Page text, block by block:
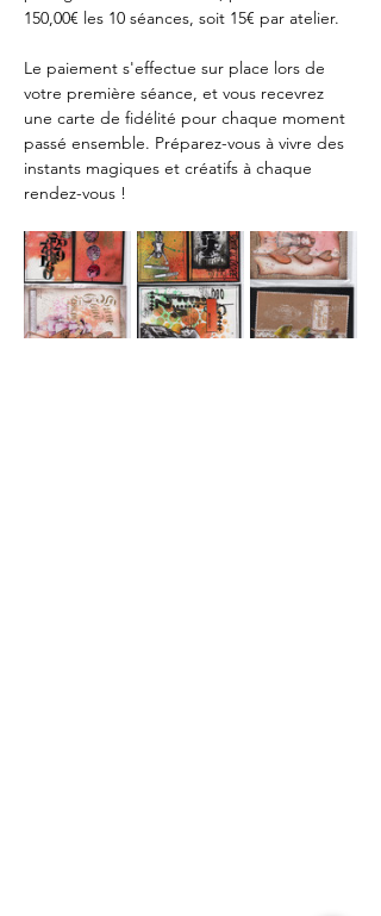
150,00€ les 10 séances, soit 15€ par atelier.
Le paiement s'effectue sur place lors de
votre première séance, et vous recevrez
une carte de fidélité pour chaque moment
passé ensemble. Préparez-vous à vivre des
instants magiques et créatifs à chaque
rendez-vous !